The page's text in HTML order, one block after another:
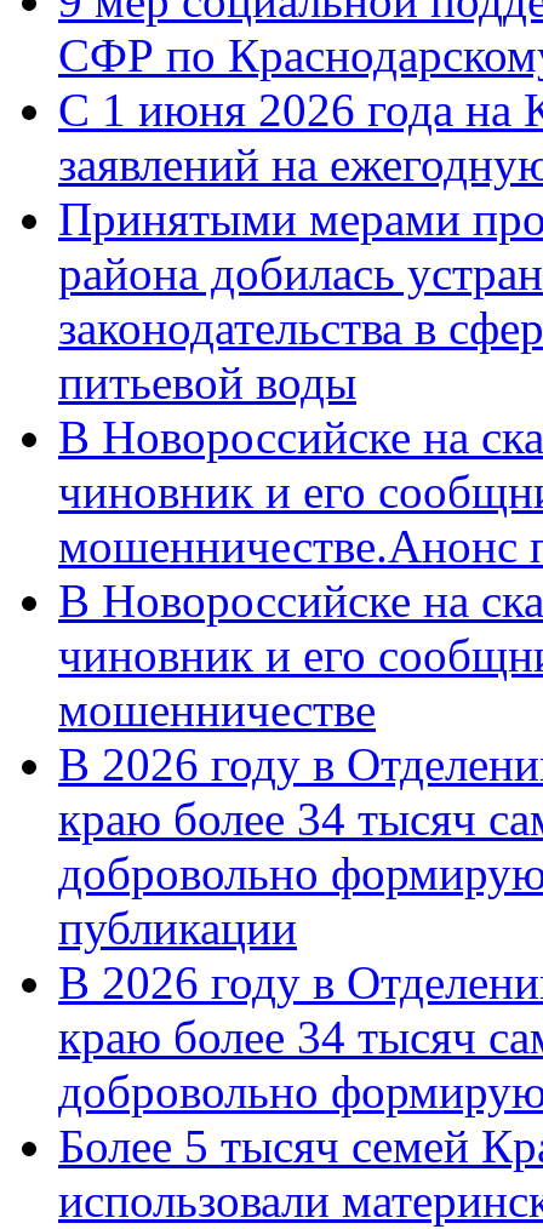
СФР по
С 1 июня 2026 года на
заявлений на
Принятыми мерами
района добилась
законодательства в
питьевой воды
В Новороссийске на
чиновник и его
мошенничестве.Анонс
В Новороссийске на
чиновник и его
мошенничестве
В 2026 году в
краю более 34 тысяч
добровольно
публикации
В 2026 году в
краю более 34 тысяч
добровольно
Более 5 тысяч семей
использовали